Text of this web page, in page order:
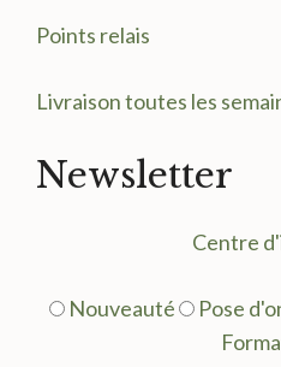
Points relais
Livraison toutes les
Newsletter
Centre
Nouveauté Pose